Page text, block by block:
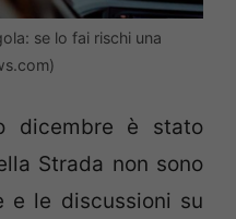
se lo fai rischi una
dicembre è stato
Strada non sono
e le discussioni su